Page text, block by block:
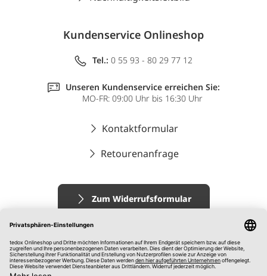
Kundenservice Onlineshop
Tel.: 0 55 93 - 80 29 77 12
Unseren Kundenservice erreichen Sie:
MO-FR: 09:00 Uhr bis 16:30 Uhr
Kontaktformular
Retourenanfrage
Zum Widerrufsformular
Impressum
AGB